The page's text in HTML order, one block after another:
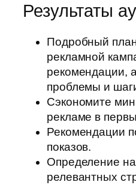
Результаты
Подробный
рекламной
рекомендации,
проблемы и
Сэкономите
рекламе в
Рекомендации
показов.
Определение
релевантных